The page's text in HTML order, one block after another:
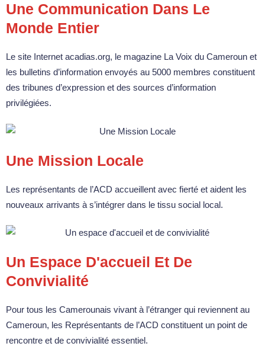
Une Communication Dans Le
Monde Entier
Le site Internet acadias.org, le magazine La Voix du Cameroun et
les bulletins d’information envoyés au 5000 membres constituent
des tribunes d’expression et des sources d’information
privilégiées.
Une Mission Locale
Les représentants de l’ACD accueillent avec fierté et aident les
nouveaux arrivants à s’intégrer dans le tissu social local.
Un Espace D'accueil Et De
Convivialité
Pour tous les Camerounais vivant à l’étranger qui reviennent au
Cameroun, les Représentants de l’ACD constituent un point de
rencontre et de convivialité essentiel.